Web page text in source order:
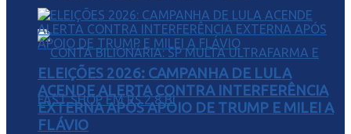
ELEIÇÕES 2026: CAMPANHA DE LULA
ACENDE ALERTA CONTRA INTERFERÊNCIA
EXTERNA APÓS APOIO DE TRUMP E MILEI A
FLÁVIO